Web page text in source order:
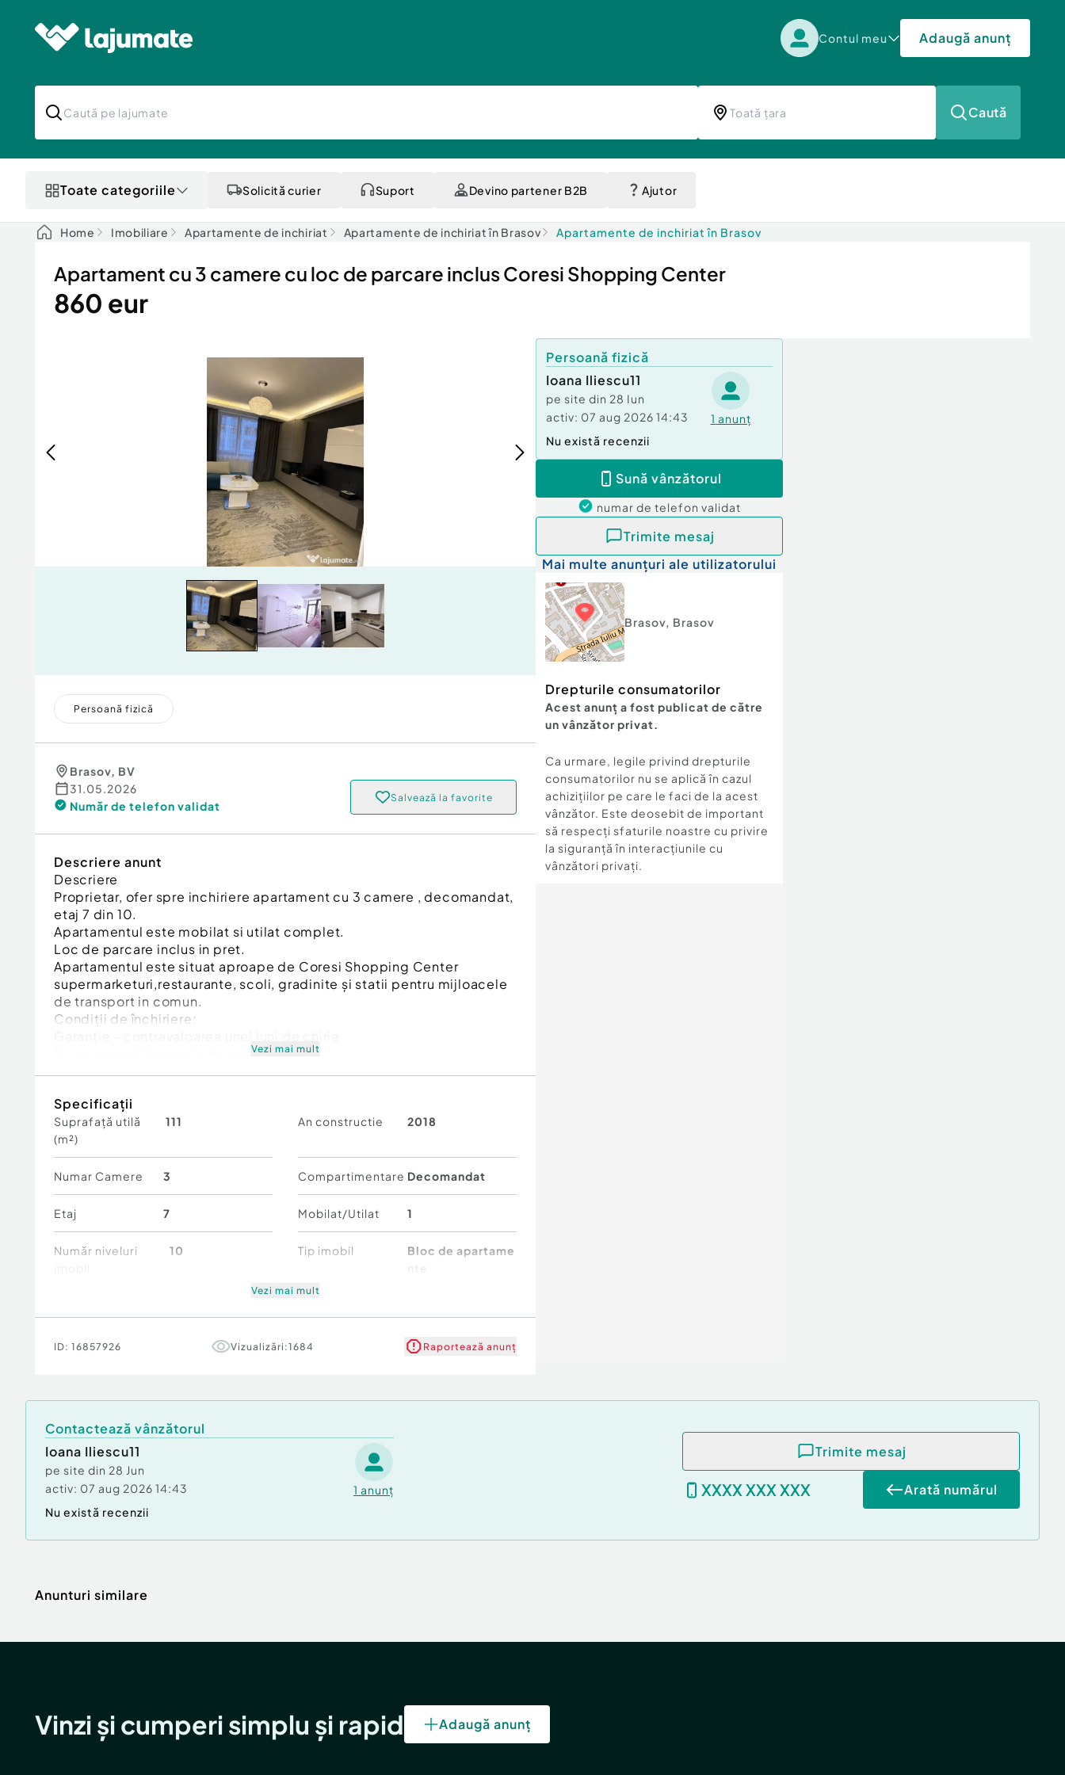
Contul meu Adaugă anunț
Caută
Toate categoriile Solicită curier Suport Devino partener B2B Ajutor
Home Imobiliare Apartamente de inchiriat Apartamente de inchiriat în Brasov Apartamente de inchiriat în Brasov
Apartament cu 3 camere cu loc de parcare inclus Coresi Shopping Center
860 eur
Persoană fizică
Brasov, BV
31.05.2026
Număr de telefon validat
Salvează la favorite
Descriere anunt
Descriere
Proprietar, ofer spre inchiriere apartament cu 3 camere , decomandat,
etaj 7 din 10.
Apartamentul este mobilat si utilat complet.
Loc de parcare inclus in pret.
Apartamentul este situat aproape de Coresi Shopping Center
supermarketuri,restaurante, scoli, gradinite și statii pentru mijloacele
de transport in comun.
Condiții de închiriere:
Nu se acceptă animale de companie
Raspund pe WhatsApp la orice detalii.
Va rog nu deranjati inutil.
Nu dorim colaborare cu agentiile imobiliare.
Vezi mai mult
Specificații
Suprafață utilă
(m²)
111 An constructie 2018
Numar Camere 3 Compartimentare Decomandat
Etaj 7 Mobilat/Utilat 1
Număr niveluri
10 Tip imobil
Bloc de apartame
Numar locuri de
Ansamblu
1
Ultimul etaj 2
Vezi mai mult
ID: 16857926 Vizualizări:1684 Raportează anunț
Persoană fizică
Ioana Iliescu11
pe site din 28 Iun
activ: 07 aug 2026 14:43 1 anunț
Nu există recenzii
Sună vânzătorul
numar de telefon validat
Trimite mesaj
Mai multe anunțuri ale utilizatorului
Brasov, Brasov
Drepturile consumatorilor
Acest anunț a fost publicat de către
un vânzător privat.
Ca urmare, legile privind drepturile
consumatorilor nu se aplică în cazul
achizițiilor pe care le faci de la acest
vânzător. Este deosebit de important
să respecți sfaturile noastre cu privire
la siguranță în interacțiunile cu
vânzători privați.
Contactează vânzătorul
Ioana Iliescu11
pe site din 28 Jun
activ: 07 aug 2026 14:43 1 anunț
Nu există recenzii
Trimite mesaj
XXXX XXX XXX Arată numărul
Anunturi similare
Vinzi și cumperi simplu și rapid Adaugă anunț